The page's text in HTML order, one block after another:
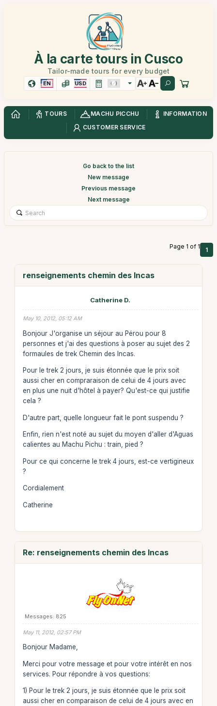
À la carte tours in Cusco
Tailor-made tours for every budget
EN USD
TOURS MACHU PICCHU
INFORMATION
CUSTOMER SERVICE
Go back to the list
New message
Previous message
Next message
Page 1 of 1 1
renseignements chemin des Incas
Catherine D.
May 10, 2012, 05:12 AM
Bonjour J'organise un séjour au Pérou pour 8
personnes et j'ai des questions à poser au sujet des 2
formaules de trek Chemin des Incas.
Pour le trek 2 jours, je suis étonnée que le prix soit
aussi cher en compraraison de celui de 4 jours avec
en plus une nuit d'hôtel à payer? Qu'est-ce qui justifie
cela ?
D'autre part, quelle longueur fait le pont suspendu ?
Enfin, rien n'est noté au sujet du moyen d'aller d'Aguas
calientes au Machu Pichu : train, pied ?
Pour ce qui concerne le trek 4 jours, est-ce vertigineux
?
Cordialement
Catherine
Re: renseignements chemin des Incas
Messages: 825
May 11, 2012, 02:57 PM
Bonjour Madame,
Merci pour votre message et pour votre intérêt en nos
services. Pour répondre à vos questions:
1) Pour le trek 2 jours, je suis étonnée que le prix soit
aussi cher en comparaison de celui de 4 jours avec en